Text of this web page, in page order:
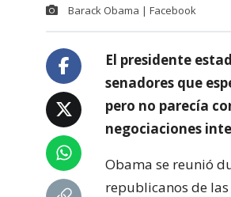
Barack Obama | Facebook
El presidente
senadores que
pero no parecía
negociaciones
Obama se reunió
republicanos de